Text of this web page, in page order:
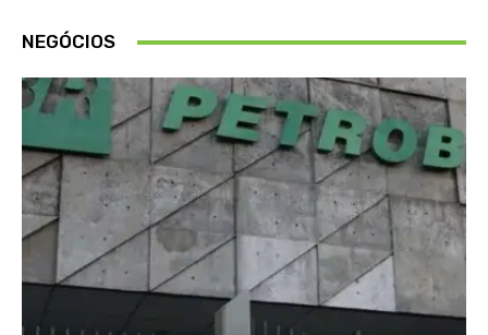
NEGÓCIOS